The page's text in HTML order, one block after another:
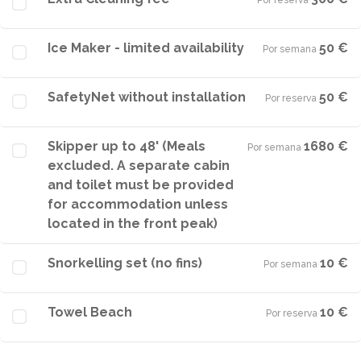
Ice Maker - limited availability Por semana·50 €
SafetyNet without installation Por reserva·50 €
Skipper up to 48' (Meals
excluded. A separate cabin
and toilet must be provided
for accommodation unless
located in the front peak)
Por semana·1680 €
Snorkelling set (no fins) Por semana·10 €
Towel Beach Por reserva·10 €